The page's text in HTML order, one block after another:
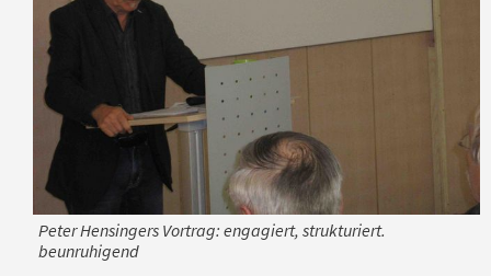
Peter Hensingers Vortrag: engagiert, strukturiert.
beunruhigend